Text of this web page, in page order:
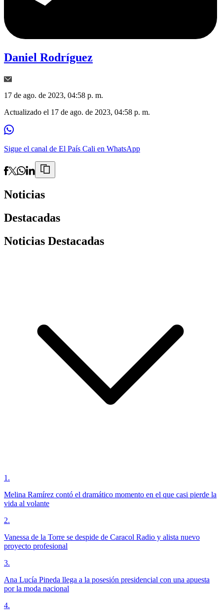
Daniel Rodríguez
17 de ago. de 2023, 04:58 p. m.
Actualizado el 17 de ago. de 2023, 04:58 p. m.
Sigue el canal de El País Cali en WhatsApp
Noticias
Destacadas
Noticias Destacadas
1 .
Melina Ramírez contó el dramático momento en el que casi pierde la
vida al volante
2.
Vanessa de la Torre se despide de Caracol Radio y alista nuevo
proyecto profesional
3.
Ana Lucía Pineda llega a la posesión presidencial con una apuesta
por la moda nacional
4.